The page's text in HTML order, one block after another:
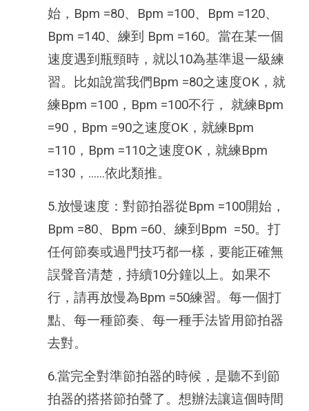
始， Bpm =80、 Bpm =100、 Bpm =120、
Bpm =140、練到 Bpm =160。當在某一個
速度遇到瓶頸時，就以10為基準退一級練
習。比如說當我們Bpm =80之速度OK，就
練Bpm =100， Bpm =100不行， 就練Bpm
=90， Bpm =90之速度OK，就練Bpm
=110， Bpm =110之速度OK，就練Bpm
=130，......依此類推。
5.放慢速度：對節拍器從Bpm =100開始，
Bpm =80、 Bpm =60、練到 Bpm =50。打
任何節奏或過門技巧都一樣，要能正確無
誤聲音清楚，持續10分鐘以上。如果不
行，請再放慢為Bpm =50練習。每一個打
點、每一種節奏、每一種手法皆用節拍器
去對。
6.當完全對準節拍器的時候，是聽不到節
拍器的搭搭節拍聲了。想辦法讓這個時間